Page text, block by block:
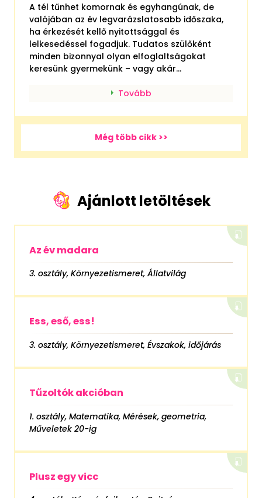
A tél tűnhet komornak és egyhangúnak, de
valójában az év legvarázslatosabb időszaka,
ha érkezését kellő nyitottsággal és
lelkesedéssel fogadjuk. Tudatos szülőként
minden bizonnyal olyan elfoglaltságokat
keresünk gyermekünk – vagy akár...
Tovább
Még több cikk >>
Ajánlott letöltések
Az év madara
3. osztály, Környezetismeret, Állatvilág
Ess, eső, ess!
3. osztály, Környezetismeret, Évszakok, időjárás
Tűzoltók akcióban
1. osztály, Matematika, Mérések, geometria,
Műveletek 20-ig
Plusz egy vicc